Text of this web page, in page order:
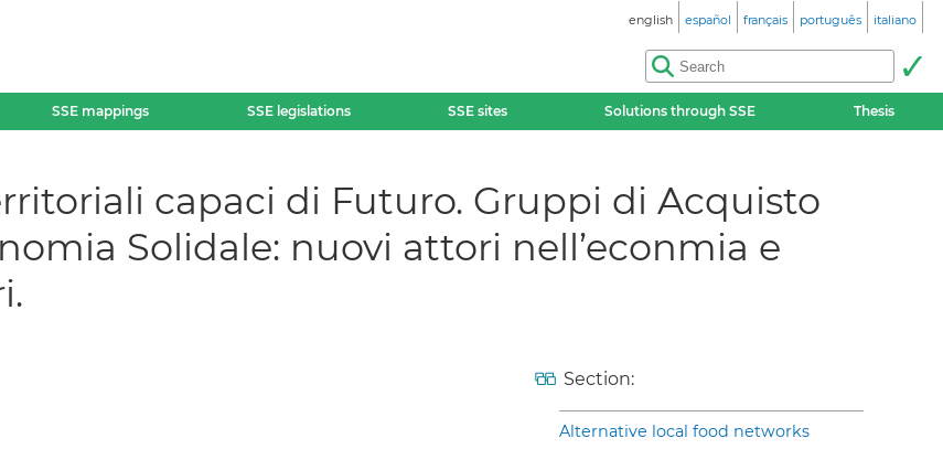
english español français português italiano
SSE mappings SSE legislations SSE sites Solutions through SSE Thesis
capaci di Futuro. Gruppi di Acquisto
Solidale: nuovi attori nell’econmia e
Section:
Alternative local food networks